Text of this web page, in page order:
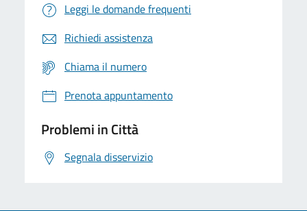
Leggi le domande frequenti
Richiedi assistenza
Chiama il numero
Prenota appuntamento
Problemi in Città
Segnala disservizio